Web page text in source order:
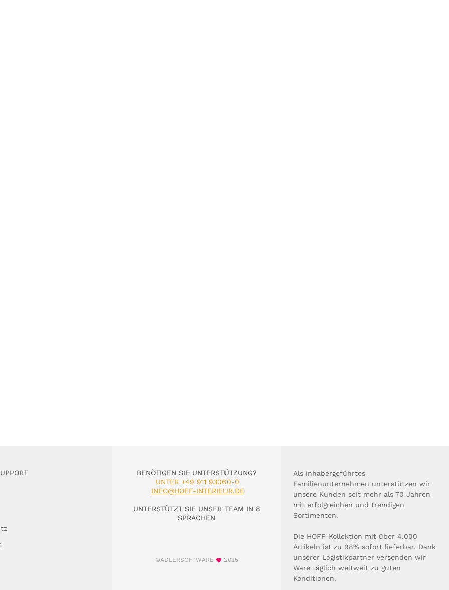
BENÖTIGEN SIE UNTERSTÜTZUNG?
UNTER +49 911 93060-0
INFO@HOFF-INTERIEUR.DE
UNTERSTÜTZT SIE UNSER TEAM IN 8
SPRACHEN
©ADLERSOFTWARE 2025
Als inhabergeführtes
Familienunternehmen unterstützen wir
unsere Kunden seit mehr als 70 Jahren
mit erfolgreichen und trendigen
Sortimenten.
Die HOFF-Kollektion mit über 4.000
Artikeln ist zu 98% sofort lieferbar. Dank
unserer Logistikpartner versenden wir
Ware täglich weltweit zu guten
Konditionen.